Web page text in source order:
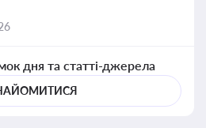
дня та статті-джерела